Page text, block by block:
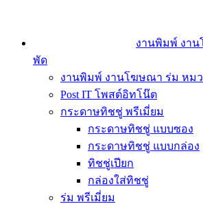
งานพิมพ์ งา
พัด
งานพิมพ์ งานโฆษณา ร่ม หม
Post IT โพสต์อิทโน๊ต
กระดาษทิชชู่ พรีเมี่ยม
กระดาษทิชชู่ แบบซอง
กระดาษทิชชู่ แบบกล่อง
ทิชชู่เปียก
กล่องใส่ทิชชู่
ร่ม พรีเมี่ยม